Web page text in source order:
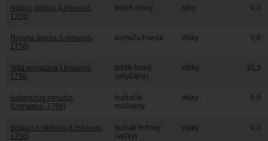
Aspius aspius (Linnaeus,
1758)
boleň dravý ryby 0,0
Riparia riparia (Linnaeus,
1758)
brehuľa hnedá vtáky 0,0
Sitta europaea Linnaeus,
1758
brhlík lesný
(obyčajný)
vtáky 33,3
Ixobrychus minutus
(Linnaeus, 1766)
bučiačik
močiarny
vtáky 0,0
Botaurus stellaris (Linnaeus,
1758)
bučiak trsťový
(veľký)
vtáky 0,0